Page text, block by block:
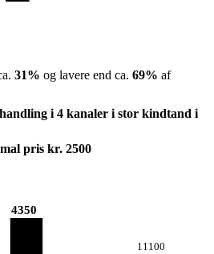
31% og lavere end ca. 69% af
i 4 kanaler i stor kindtand i
pris kr. 2500
4350
11100